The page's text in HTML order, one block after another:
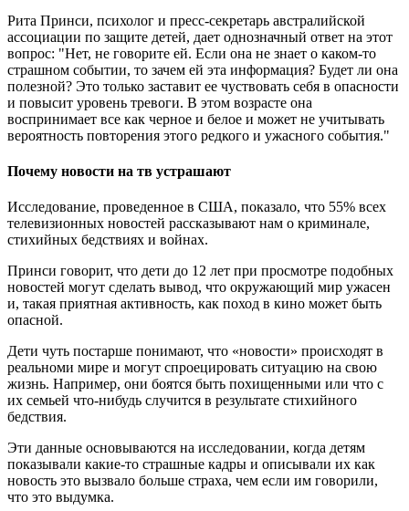
Рита Принси, психолог и пресс-секретарь австралийской
ассоциации по защите детей, дает однозначный ответ на этот
вопрос: "Нет, не говорите ей. Если она не знает о каком-то
страшном событии, то зачем ей эта информация? Будет ли она
полезной? Это только заставит ее чуствовать себя в опасности
и повысит уровень тревоги. В этом возрасте она
воспринимает все как черное и белое и может не учитывать
вероятность повторения этого редкого и ужасного события."
Почему новости на тв устрашают
Исследование, проведенное в США, показало, что 55% всех
телевизионных новостей рассказывают нам о криминале,
стихийных бедствиях и войнах.
Принси говорит, что дети до 12 лет при просмотре подобных
новостей могут сделать вывод, что окружающий мир ужасен
и, такая приятная активность, как поход в кино может быть
опасной.
Дети чуть постарше понимают, что «новости» происходят в
реальноми мире и могут спроецировать ситуацию на свою
жизнь. Например, они боятся быть похищенными или что с
их семьей что-нибудь случится в результате стихийного
бедствия.
Эти данные основываются на исследовании, когда детям
показывали какие-то страшные кадры и описывали их как
новость это вызвало больше страха, чем если им говорили,
что это выдумка.